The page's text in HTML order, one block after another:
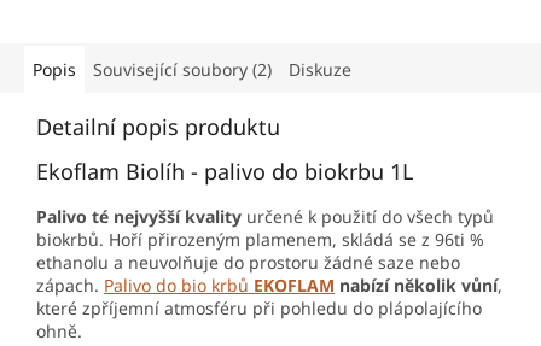
Popis Související soubory (2) Diskuze
Detailní popis produktu
Ekoflam Biolíh - palivo do biokrbu 1L
Palivo té nejvyšší kvality určené k použití do všech typů
biokrbů. Hoří přirozeným plamenem, skládá se z 96ti %
ethanolu a neuvolňuje do prostoru žádné saze nebo
zápach. Palivo do bio krbů EKOFLAM nabízí několik vůní,
které zpříjemní atmosféru při pohledu do plápolajícího
ohně.